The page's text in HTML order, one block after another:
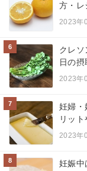
方・レ
2023年
6
クレソ
日の摂
2023年
7
妊婦・
リッ
2023年
8
妊娠中